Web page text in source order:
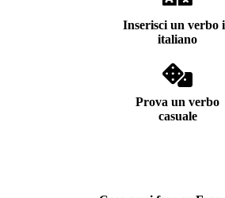
Inserisci un verbo
italiano
Prova un verbo
casuale